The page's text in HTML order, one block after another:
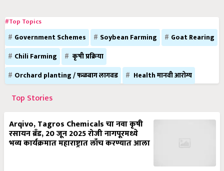
#Top Topics
Government Schemes Soybean Farming
Goat Rearing
Chili Farming
कृषी प्रक्रिया
Orchard planting / फळबाग लागवड
Health मानवी आरोग्य
Top Stories
Arqivo, Tagros Chemicals चा नवा कृषी
रसायन ब्रँड, 20 जून 2025 रोजी नागपूरमध्ये
भव्य कार्यक्रमात महाराष्ट्रात लाँच करण्यात आला